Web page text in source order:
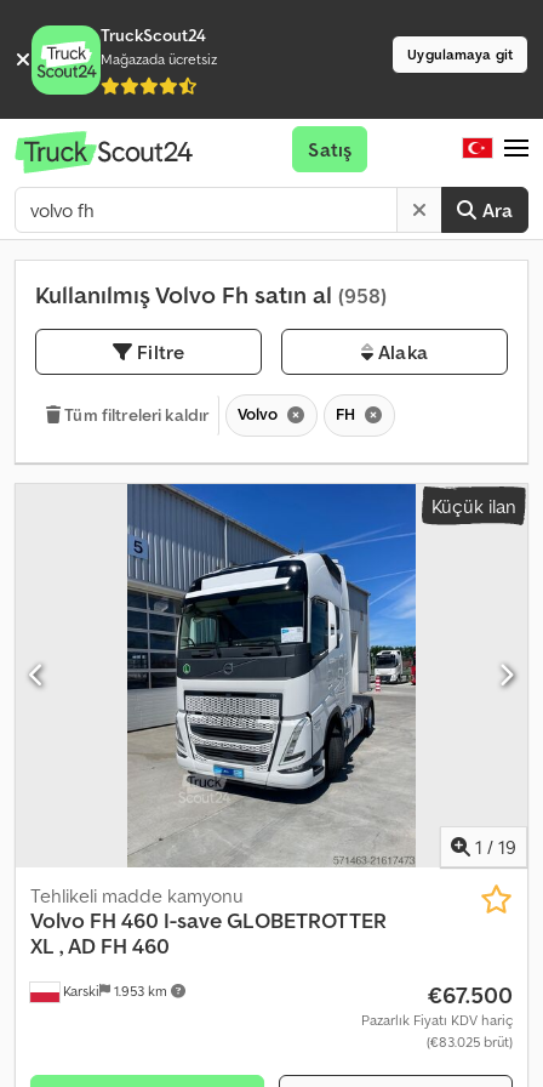
TruckScout24
Mağazada ücretsiz Uygulamaya git
Ara
Satış
Kullanılmış Volvo Fh satın al (958)
Filtre Alaka
Tüm filtreleri kaldır Volvo FH
Küçük ilan
1 / 19
Karski 1.953 km
Tehlikeli madde kamyonu
Volvo FH 460 I-save GLOBETROTTER
XL , AD FH 460
€67.500
Pazarlık Fiyatı KDV hariç
(€83.025 brüt)